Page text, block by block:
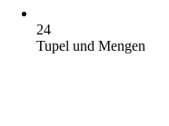
24
Tupel und Mengen